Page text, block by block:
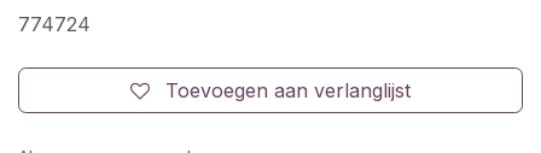
774724
Toevoegen aan verlanglijst